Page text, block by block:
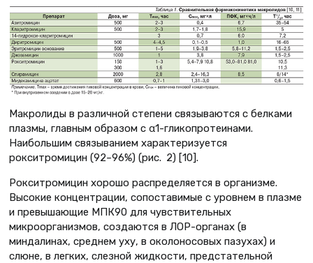
Макролиды в различной степени связываются с белками
плазмы, главным образом с α1-гликопротеинами.
Наибольшим связыванием характеризуется
рокситромицин (92–96%) (рис. 2) [10].
Рокситромицин хорошо распределяется в организме.
Высокие концентрации, сопоставимые с уровнем в плазме
и превышающие МПК90 для чувствительных
микроорганизмов, создаются в ЛОР-органах (в
миндалинах, среднем уху, в околоносовых пазухах) и
слюне, в легких, слезной жидкости, предстательной